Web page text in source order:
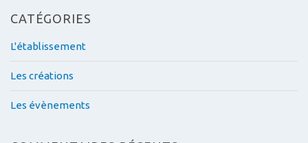
CATÉGORIES
L'établissement
Les créations
Les évènements